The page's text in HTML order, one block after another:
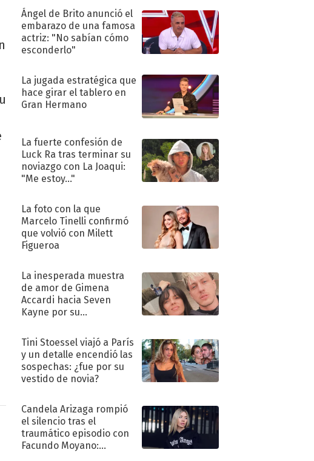
Ángel de Brito anunció el
embarazo de una famosa
actriz: "No sabían cómo
esconderlo"
La jugada estratégica que
hace girar el tablero en
Gran Hermano
La fuerte confesión de
Luck Ra tras terminar su
noviazgo con La Joaqui:
"Me estoy..."
La foto con la que
Marcelo Tinelli confirmó
que volvió con Milett
Figueroa
La inesperada muestra
de amor de Gimena
Accardi hacia Seven
Kayne por su
Tini Stoessel viajó a París
y un detalle encendió las
sospechas: ¿fue por su
vestido de novia?
Candela Arizaga rompió
el silencio tras el
traumático episodio con
Facundo Moyano: